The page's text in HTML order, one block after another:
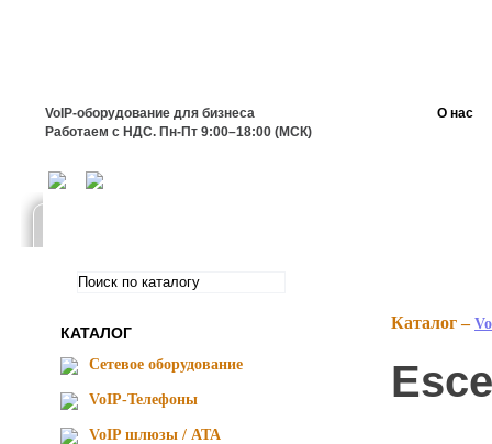
VoIP-оборудование для бизнеса
Работаем с НДС. Пн-Пт 9:00–18:00 (МСК)
О нас
КАТАЛОГ
Сетевое оборудование
VoIP-Телефоны
VoIP шлюзы / ATA
Каталог –